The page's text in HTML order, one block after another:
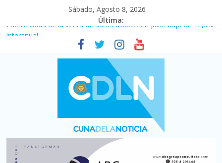
Sábado, Agosto 8, 2026
Última:
Fuerte caída de la venta de autos usados en julio: bajó un 12,6%
Central venció 1 a 0 al River de Coudet en el Monumental
La morosidad alcanzó su nivel más alto en dos décadas y ya
afecta a 400 mil deudores en Santa Fe
Desde que asumió Milei cerraron 41.000 kioscos: el sector
denuncia crisis como en 2001
Vacaciones de invierno con más movimiento y consumo
turístico: 4,6 millones de personas viajaron por el país, un 5,9%